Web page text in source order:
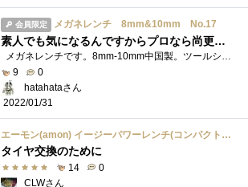
会員限定 メガネレンチ 8mm&10mm No.17
素人でも気になるんですからプロなら尚更なんでしょうね。
メガネレンチです。8mm-10mm中国製。ツールシリーズ。先日買った100均のコンビネーションスパナ。最初のうちは問題なかったのですが、あると�...
9
0
hatahataさん
2022/01/31
エーモン(amon) イージーパワーレンチ(コンパクトで車載しやすい、クロスレンチ・十字レンチの 8840
タイヤ交換のために
14
0
CLWさん